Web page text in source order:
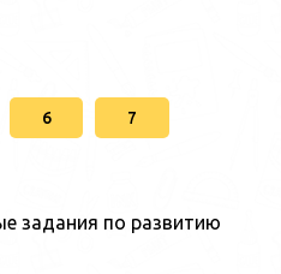
6 7
задания по развитию